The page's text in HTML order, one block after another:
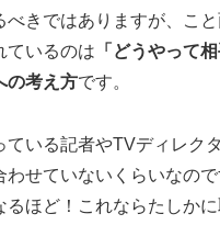
べきではありますが、こ
ているのは 「どうやって
の考え方です。
いる記者やTVディレク
わせていないくらいなの
るほど！これならたしか